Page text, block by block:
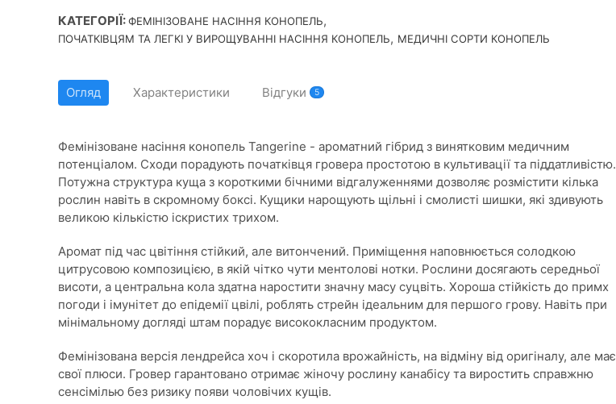
КАТЕГОРІЇ:ФЕМІНІЗОВАНЕ НАСІННЯ КОНОПЕЛЬ,
ПОЧАТКІВЦЯМ ТА ЛЕГКІ У ВИРОЩУВАННІ НАСІННЯ КОНОПЕЛЬ, МЕДИЧНІ СОРТИ КОНОПЕЛЬ
Огляд Характеристики Відгуки 5
Фемінізоване насіння конопель Tangerine - ароматний гібрид з винятковим медичним
потенціалом. Сходи порадують початківця гровера простотою в культивації та піддатливістю.
Потужна структура куща з короткими бічними відгалуженнями дозволяє розмістити кілька
рослин навіть в скромному боксі. Кущики нарощують щільні і смолисті шишки, які здивують
великою кількістю іскристих трихом.
Аромат під час цвітіння стійкий, але витончений. Приміщення наповнюється солодкою
цитрусовою композицією, в якій чітко чути ментолові нотки. Рослини досягають середньої
висоти, а центральна кола здатна наростити значну масу суцвіть. Хороша стійкість до примх
погоди і імунітет до епідемії цвілі, роблять стрейн ідеальним для першого грову. Навіть при
мінімальному догляді штам порадує висококласним продуктом.
Фемінізована версія лендрейса хоч і скоротила врожайність, на відміну від оригіналу, але має
свої плюси. Гровер гарантовано отримає жіночу рослину канабісу та виростить справжню
сенсімілью без ризику появи чоловічих кущів.